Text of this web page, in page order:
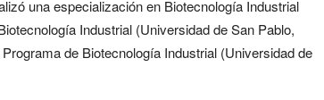
una especialización en Biotecnología Industrial
Industrial (Universidad de San Pablo,
de Biotecnología Industrial (Universidad de